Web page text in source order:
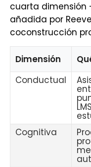
cuarta dimensión
añadida por
coconstrucción
Dimensión
Conductual
Cognitiva